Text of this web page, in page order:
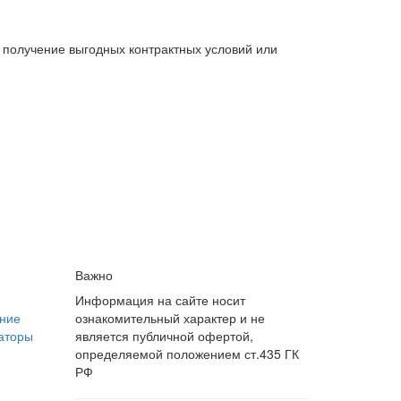
выгодных контрактных условий или
Важно
Информация на сайте носит
ознакомительный характер и не
является публичной офертой,
определяемой положением ст.435 ГК
РФ